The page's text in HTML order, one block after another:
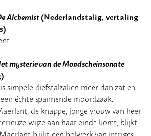
Alchemist(Nederlandstalig, vertaling
mysterie van de Mondscheinsonate
simpele diefstalzaken meer dan zat en
échte spannende moordzaak.
de knappe, jonge vrouw van heer
wijze aan haar einde komt, blijkt